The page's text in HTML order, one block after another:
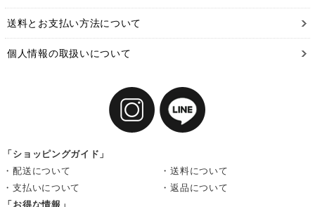
送料とお支払い方法について
個人情報の取扱いについて
「ショッピングガイド」
・配送について
・送料について
・支払いについて
・返品について
「お得な情報」